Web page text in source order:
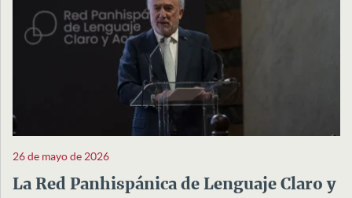
26 de mayo de 2026
La Red Panhispánica de Lenguaje Claro y